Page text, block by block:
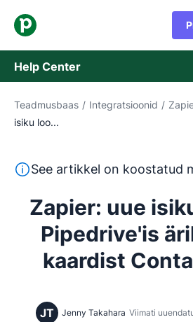
Help Center
Teadmusbaas
Võta ühendust klienditoega
Teadmusbaas / Integratsioonid /
isiku loo...
See tekst on tõlgitud inglise
See artikkel on koostatud
Zapier: uue
Pipedrive'is
kaardist
JT Jenny Takahara Viimati